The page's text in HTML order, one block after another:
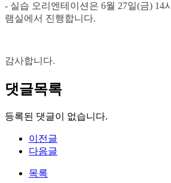
- 실습 오리엔테이션은 6월 27일(금) 14
램실에서 진행합니다.
감사합니다.
댓글목록
등록된 댓글이 없습니다.
이전글
다음글
목록